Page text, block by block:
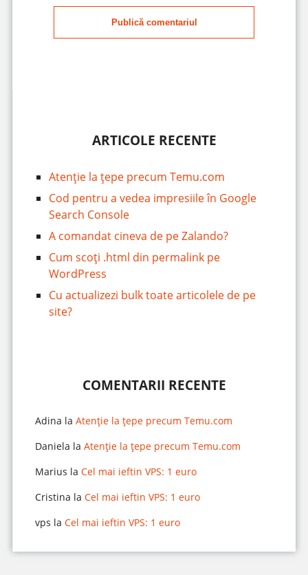
Publică comentariul
ARTICOLE RECENTE
Atenție la țepe precum Temu.com
Cod pentru a vedea impresiile în Google
Search Console
A comandat cineva de pe Zalando?
Cum scoți .html din permalink pe
WordPress
Cu actualizezi bulk toate articolele de pe
site?
COMENTARII RECENTE
Adina la Atenție la țepe precum Temu.com
Daniela la Atenție la țepe precum Temu.com
Marius la Cel mai ieftin VPS: 1 euro
Cristina la Cel mai ieftin VPS: 1 euro
vps la Cel mai ieftin VPS: 1 euro